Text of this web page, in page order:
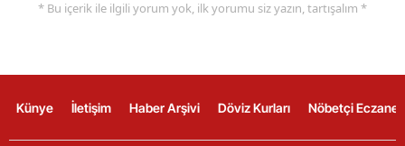
* Bu içerik ile ilgili yorum yok, ilk yorumu siz yazın, tartışalım *
Künye İletişim Haber Arşivi Döviz Kurları Nöbetçi